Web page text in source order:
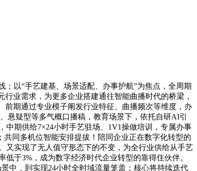
以“手艺建基、场景适配、办事护航”为焦点，全周期
业需求，为更多企业搭建通往智能曲播时代的桥梁，
前期通过专业模子阐发行业特征、曲播频次等维度，办
悬疑型等多气概口播稿，教育场景下，依托自研AI引
期供给7×24小时手艺驻场、1V1操做培训，专属办事
同多机位智能安排提拔！陪同企业正在数字化转型的
又实现了无人值守形态下的不变，为全行业供给从手艺
于3%，成为数字经济时代企业转型的靠得住伙伴。
中，到实现24小时全时域流量笼盖；核心将持续迭代